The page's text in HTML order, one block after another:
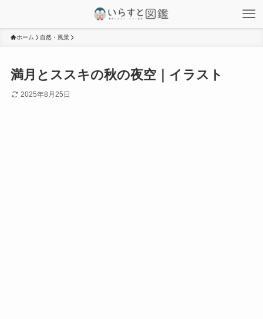
ホーム 自然・風景
満月とススキの秋の夜空｜イラスト
2025年8月25日